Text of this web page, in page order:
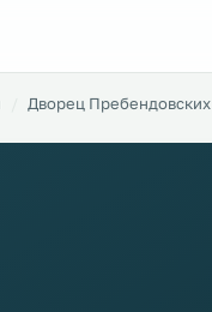
Дворец Пребендовских